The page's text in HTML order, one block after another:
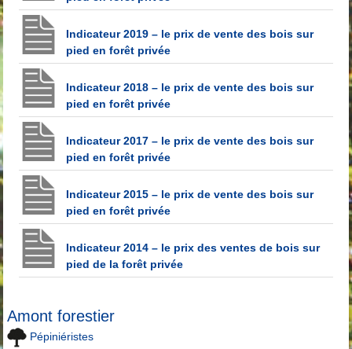
Indicateur 2019 – le prix de vente des bois sur
pied en forêt privée
Indicateur 2018 – le prix de vente des bois sur
pied en forêt privée
Indicateur 2017 – le prix de vente des bois sur
pied en forêt privée
Indicateur 2015 – le prix de vente des bois sur
pied en forêt privée
Indicateur 2014 – le prix des ventes de bois sur
pied de la forêt privée
Amont forestier
Pépiniéristes